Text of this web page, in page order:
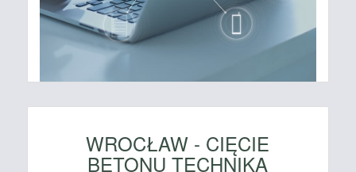
WROCŁAW - CIĘCIE
BETONU TECHNIKĄ